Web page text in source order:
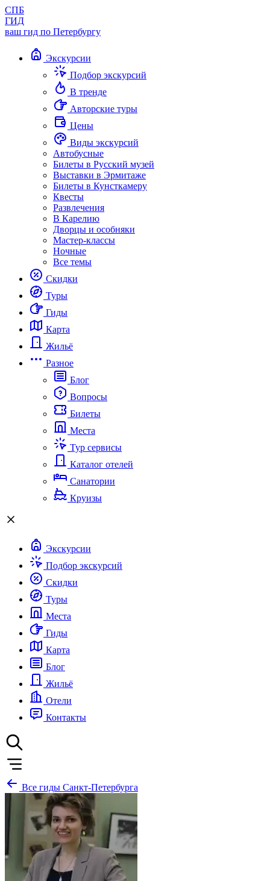
СПБ
ГИД
ваш гид по Петербургу
Экскурсии
Подбор экскурсий
В тренде
Авторские туры
Цены
Виды экскурсий
Автобусные
Билеты в Русский музей
Выставки в Эрмитаже
Билеты в Кунсткамеру
Квесты
Развлечения
В Карелию
Дворцы и особняки
Мастер-классы
Ночные
Все темы
Скидки
Туры
Гиды
Карта
Жильё
Разное
Блог
Вопросы
Билеты
Места
Тур сервисы
Каталог отелей
Санатории
Круизы
Экскурсии
Подбор экскурсий
Скидки
Туры
Места
Гиды
Карта
Блог
Жильё
Отели
Контакты
Все гиды Санкт-Петербурга